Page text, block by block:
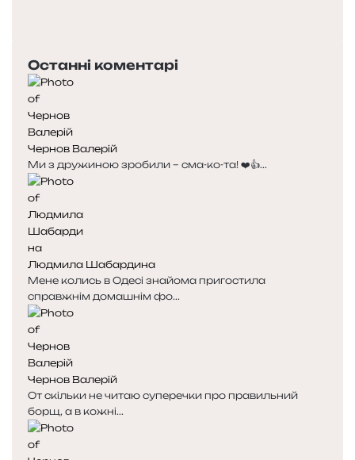
р
е
д
н
я
с
т
о
р
і
н
к
а
т
у
п
н
а
с
т
о
р
і
н
к
а
Останні коментарі
Чернов Валерій
Ми з дружиною зробили – сма-ко-та! ❤️👍...
Людмила Шабардина
Мене колись в Одесі знайома пригостила
справжнім домашнім фо...
Чернов Валерій
От скільки не читаю суперечки про правильний
борщ, а в кожні...